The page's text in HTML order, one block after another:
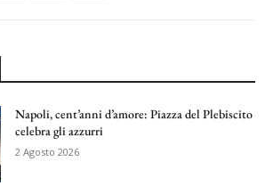
Napoli, cent’anni d’amore: Piazza del Plebiscito
celebra gli azzurri
2 Agosto 2026